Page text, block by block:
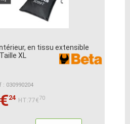
en tissu extensible
Taille XL
: 030990204
24 HT:77€70